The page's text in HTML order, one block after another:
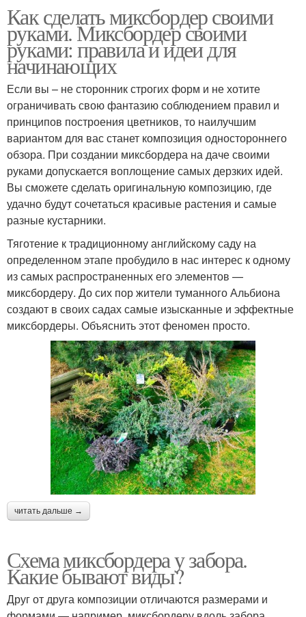
Как сделать миксбордер своими
руками. Миксбордер своими
руками: правила и идеи для
начинающих
Если вы – не сторонник строгих форм и не хотите
ограничивать свою фантазию соблюдением правил и
принципов построения цветников, то наилучшим
вариантом для вас станет композиция одностороннего
обзора. При создании миксбордера на даче своими
руками допускается воплощение самых дерзких идей.
Вы сможете сделать оригинальную композицию, где
удачно будут сочетаться красивые растения и самые
разные кустарники.
Тяготение к традиционному английскому саду на
определенном этапе пробудило в нас интерес к одному
из самых распространенных его элементов —
миксбордеру. До сих пор жители туманного Альбиона
создают в своих садах самые изысканные и эффектные
миксбордеры. Объяснить этот феномен просто.
читать дальше →
Схема миксбордера у забора.
Какие бывают виды?
Друг от друга композиции отличаются размерами и